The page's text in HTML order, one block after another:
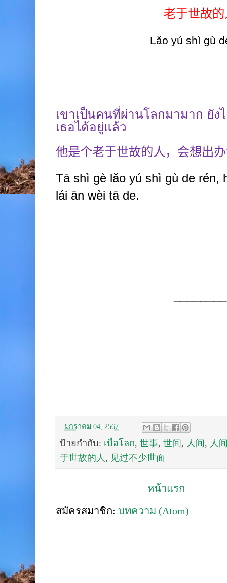
老于世故
Lǎo yú shì gù
เขาเป็นคนที่ผ่านโลกมามาก ยัง
เธอได้อยู่แล้ว
他是个老于世故的人，会想出
Tā shì gè lǎo yú shì gù de rén,
lái ān wèi tā de.
- มกราคม 04, 2567
ป้ายกำกับ: เบื่อโลก, 世事, 世间, 人间, 人
于世故的人 , 见过不少世面
หน้าแรก
สมัครสมาชิก: บทความ (Atom)